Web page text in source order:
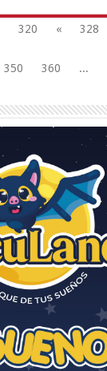
320 «
328
350 360 ...